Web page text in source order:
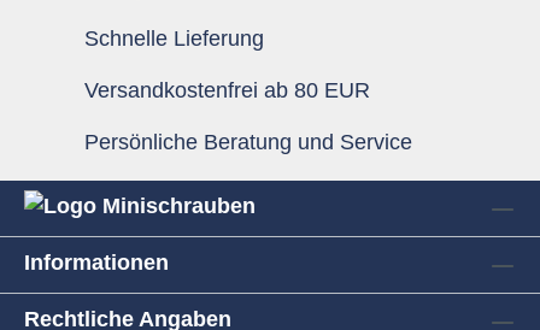
Schnelle Lieferung
Versandkostenfrei ab 80 EUR
Persönliche Beratung und Service
Informationen
Rechtliche Angaben